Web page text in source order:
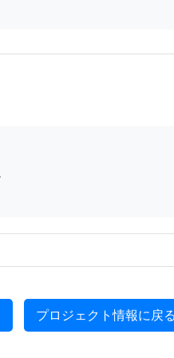
プロジェクト情報に戻る